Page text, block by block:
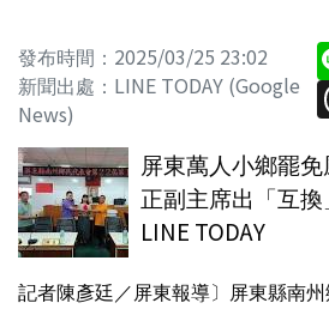
發布時間：2025/03/25 23:02
新聞出處：LINE TODAY (Google
News)
屏東萬人小鄉罷
正副主席出「互
LINE TODAY
記者陳彥廷／屏東報導〕屏東縣南